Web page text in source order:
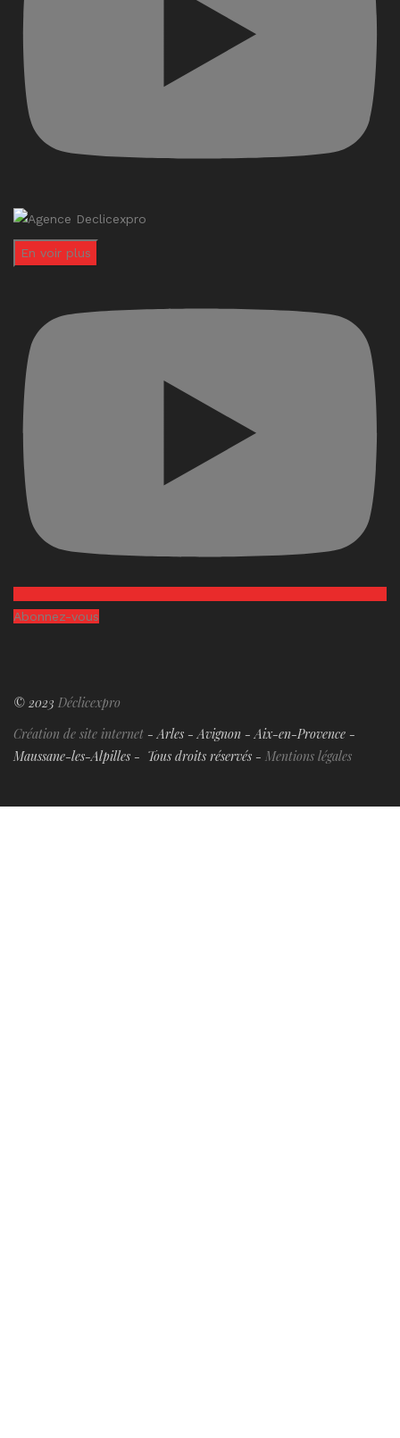
En voir plus
Abonnez-vous
© 2023 Déclicexpro
Création de site internet - Arles - Avignon - Aix-en-Provence -
Maussane-les-Alpilles - Tous droits réservés - Mentions légales